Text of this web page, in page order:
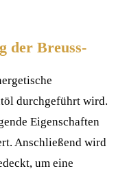
der Breuss-
durchgeführt wird.
Eigenschaften
Anschließend wird
um eine